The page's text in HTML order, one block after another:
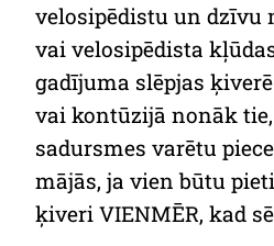
velosipēdistu un dzīvu
vai velosipēdista
gadījuma slēpjas
vai kontūzijā nonāk
sadursmes varētu
mājās, ja vien būtu
ķiveri VIENMĒR, kad